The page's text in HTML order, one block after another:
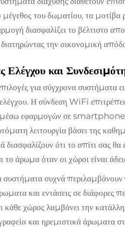
του δωματίου, τα μοτίβα
διασφαλίζει το βέλτιστο
την οικονομική
Ελέγχου και
για σύγχρονα συστήματα
Η σύνδεση WiFi
εφαρμογών σε
λειτουργία βάσει της
διασφαλίζουν ότι το σπίτι σας
το άρωμα όταν οι χώροι είναι
συχνά
και εντάσεις σε διάφορες
κάθε χώρος λαμβάνει την
και ηρεμιστικά άρωματα